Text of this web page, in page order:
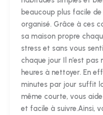
beaucoup plus facile
organisé. Grâce à ces
sa maison propre
stress et sans vous
chaque jour Il n’est pas
heures à nettoyer. En
minutes par jour suffit
même courte, vous
et facile à suivre.Ainsi,